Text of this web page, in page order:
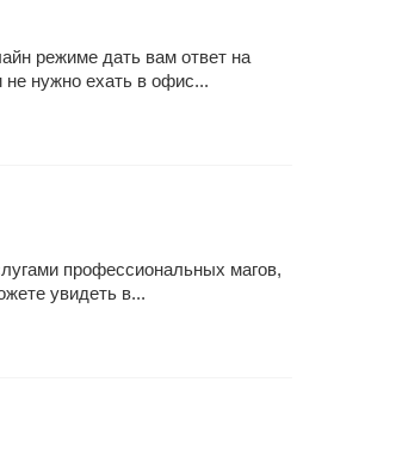
режиме дать вам ответ на
не нужно ехать в офис...
профессиональных магов,
увидеть в...